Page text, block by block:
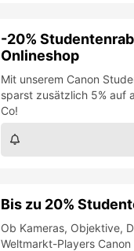
-20%
Onlineshop
Mit unserem Canon
sparst zusätzlich 5% auf
Co!
Bis zu 20%
Ob Kameras, Objektive,
Weltmarkt-Players